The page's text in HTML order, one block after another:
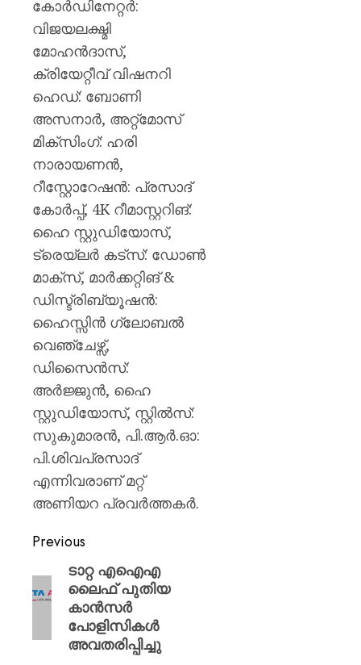
കോർഡിനേറ്റർ:
വിജയലക്ഷ്മി
മോഹൻദാസ്,
ക്രിയേറ്റീവ് വിഷനറി
ഹെഡ്: ബോണി
അസനാർ, അറ്റ്മോസ്
മിക്സിംഗ്: ഹരി
നാരായണൻ,
റീസ്റ്റോറേഷൻ: പ്രസാദ്
കോർപ്പ്, 4K റീമാസ്റ്ററിങ്:
ഹൈ സ്റ്റുഡിയോസ്,
ട്രെയ്ലർ കട്സ്: ഡോൺ
മാക്സ്, മാർക്കറ്റിങ് &
ഡിസ്ട്രിബ്യൂഷൻ:
ഹൈസ്സിൻ ഗ്ലോബൽ
വെഞ്ചേഴ്സ്,
ഡിസൈൻസ്:
അർജ്ജുൻ, ഹൈ
സ്റ്റുഡിയോസ്, സ്റ്റിൽസ്:
സുകുമാരൻ, പി.ആർ.ഓ:
പി.ശിവപ്രസാദ്
എന്നിവരാണ് മറ്റ്
അണിയറ പ്രവർത്തകർ.
Previous
ടാറ്റ എഐഎ
ലൈഫ് പുതിയ
കാൻസർ
പോളിസികൾ
അവതരിപ്പിച്ചു